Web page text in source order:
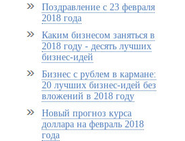
Поздравление с 23 февраля
2018 года
Каким бизнесом заняться в
2018 году - десять лучших
бизнес-идей
Бизнес с рублем в кармане:
20 лучших бизнес-идей без
вложений в 2018 году
Новый прогноз курса
доллара на февраль 2018
года